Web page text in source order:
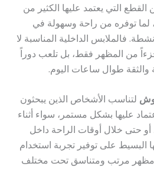
القطع التي يعتمد عليها الكثير من
لما توفره من راحة وسهولة في
فالملابس الداخلية المناسبة لا
من المظهر فقط، بل تلعب دوراً
والثقة طوال ساعات اليوم.
لتناسب الأشخاص الذين يبحثون
عليها بشكل مستمر، سواء أثناء
أو حتى خلال أوقات الراحة داخل
البسيط على توفير تجربة استخدام
مرتب ومتناسق تحت مختلف